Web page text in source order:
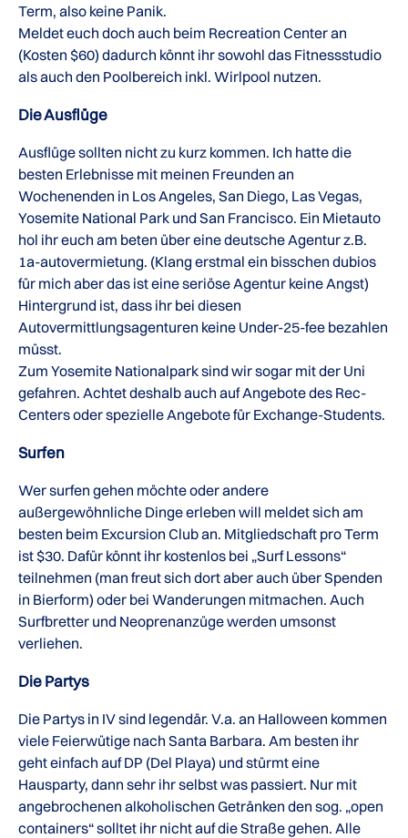
Term, also keine Panik.
Meldet euch doch auch beim Recreation Center an
(Kosten $60) dadurch könnt ihr sowohl das Fitnessstudio
als auch den Poolbereich inkl. Wirlpool nutzen.
Die Ausflüge
Ausflüge sollten nicht zu kurz kommen. Ich hatte die
besten Erlebnisse mit meinen Freunden an
Wochenenden in Los Angeles, San Diego, Las Vegas,
Yosemite National Park und San Francisco. Ein Mietauto
hol ihr euch am beten über eine deutsche Agentur z.B.
1a-autovermietung. (Klang erstmal ein bisschen dubios
für mich aber das ist eine seriöse Agentur keine Angst)
Hintergrund ist, dass ihr bei diesen
Autovermittlungsagenturen keine Under-25-fee bezahlen
müsst.
Zum Yosemite Nationalpark sind wir sogar mit der Uni
gefahren. Achtet deshalb auch auf Angebote des Rec-
Centers oder spezielle Angebote für Exchange-Students.
Surfen
Wer surfen gehen möchte oder andere
außergewöhnliche Dinge erleben will meldet sich am
besten beim Excursion Club an. Mitgliedschaft pro Term
ist $30. Dafür könnt ihr kostenlos bei „Surf Lessons“
teilnehmen (man freut sich dort aber auch über Spenden
in Bierform) oder bei Wanderungen mitmachen. Auch
Surfbretter und Neoprenanzüge werden umsonst
verliehen.
Die Partys
Die Partys in IV sind legendär. V.a. an Halloween kommen
viele Feierwütige nach Santa Barbara. Am besten ihr
geht einfach auf DP (Del Playa) und stürmt eine
Hausparty, dann sehr ihr selbst was passiert. Nur mit
angebrochenen alkoholischen Getränken den sog. „open
containers“ solltet ihr nicht auf die Straße gehen. Alle